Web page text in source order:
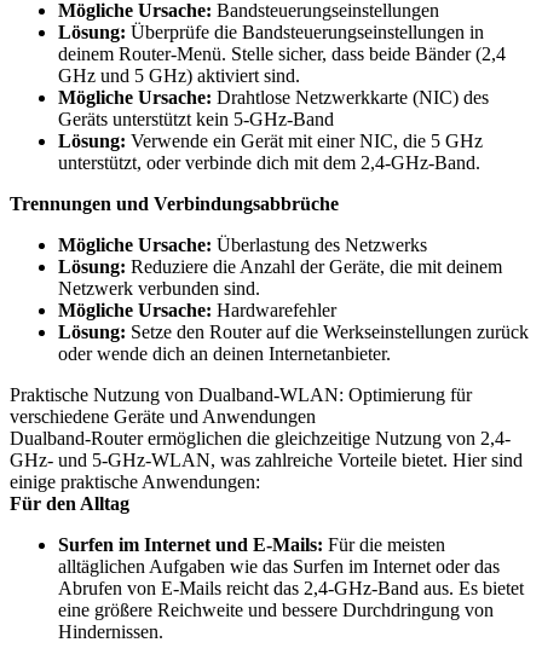
Mögliche Ursache: Bandsteuerungseinstellungen
Lösung: Überprüfe die Bandsteuerungseinstellungen in
deinem Router-Menü. Stelle sicher, dass beide Bänder (2,4
GHz und 5 GHz) aktiviert sind.
Mögliche Ursache: Drahtlose Netzwerkkarte (NIC) des
Geräts unterstützt kein 5-GHz-Band
Lösung: Verwende ein Gerät mit einer NIC, die 5 GHz
unterstützt, oder verbinde dich mit dem 2,4-GHz-Band.
Trennungen und Verbindungsabbrüche
Mögliche Ursache: Überlastung des Netzwerks
Lösung: Reduziere die Anzahl der Geräte, die mit deinem
Netzwerk verbunden sind.
Mögliche Ursache: Hardwarefehler
Lösung: Setze den Router auf die Werkseinstellungen zurück
oder wende dich an deinen Internetanbieter.
Praktische Nutzung von Dualband-WLAN: Optimierung für
verschiedene Geräte und Anwendungen
Dualband-Router ermöglichen die gleichzeitige Nutzung von 2,4-
GHz- und 5-GHz-WLAN, was zahlreiche Vorteile bietet. Hier sind
einige praktische Anwendungen:
Für den Alltag
Surfen im Internet und E-Mails: Für die meisten
alltäglichen Aufgaben wie das Surfen im Internet oder das
Abrufen von E-Mails reicht das 2,4-GHz-Band aus. Es bietet
eine größere Reichweite und bessere Durchdringung von
Hindernissen.